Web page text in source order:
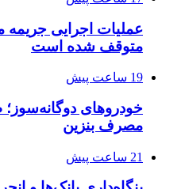
عملیات اجرایی
متوقف شده است
19 ساعت پیش
خودروهای
مصرف بنزین
21 ساعت پیش